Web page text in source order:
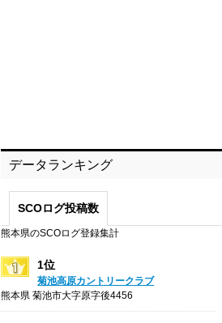
データランキング
SCOログ投稿数
熊本県のSCOログ登録集計
1位
菊池高原カントリークラブ
熊本県 菊池市大字原字後4456